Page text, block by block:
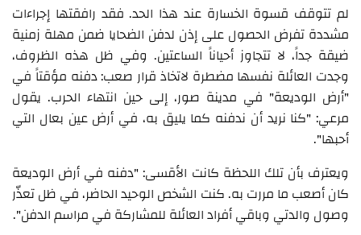
لم تتوقف قسوة الخسارة عند هذا الحد. فقد رافقتها إجراءات
مشددة تفرض الحصول على إذن لدفن الضحايا ضمن مهلة زمنية
ضيقة جداً، لا تتجاوز أحياناً الساعتين. وفي ظل هذه الظروف،
وجدت العائلة نفسها مضطرة لاتخاذ قرار صعب: دفنه مؤقتاً في
"أرض الوديعة" في مدينة صور، إلى حين انتهاء الحرب. يقول
مرعي: "كنا نريد أن ندفنه كما يليق به، في أرض عين بعال التي
أحبها".
ويعترف بأن تلك اللحظة كانت الأقسى: "دفنه في أرض الوديعة
كان أصعب ما مررت به. كنت الشخص الوحيد الحاضر، في ظل تعذّر
وصول والدتي وباقي أفراد العائلة للمشاركة في مراسم الدفن".